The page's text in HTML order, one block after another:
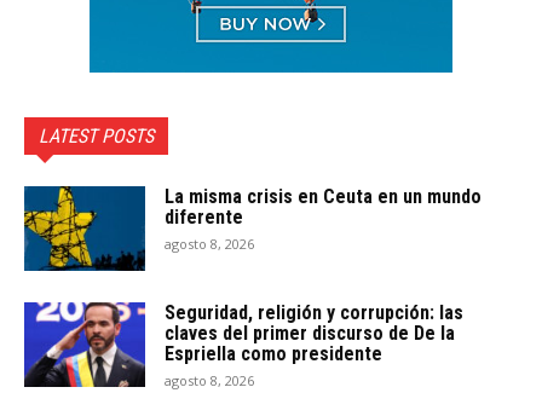
LATEST POSTS
La misma crisis en Ceuta en un mundo
diferente
agosto 8, 2026
Seguridad, religión y corrupción: las
claves del primer discurso de De la
Espriella como presidente
agosto 8, 2026